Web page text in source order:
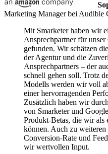
Marketing Manager bei Audible
Mit Smarketer haben wir
Ansprechpartner für
gefunden. Wir schätzen
der Agentur und die
Ansprechpartners – der
schnell gehen soll. Trotz
Modells werden wir voll
einer hervorragenden
Zusätzlich haben wir
von Smarketer und
Produkt-Betas, die wir als
können. Auch zu
Conversion-Rate und
wir wertvollen Input.